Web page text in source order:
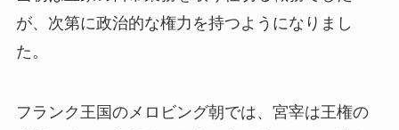
が、次第に政治的な権力を持つようになりまし
た。
フランク王国のメロビング朝では、宮宰は王権の